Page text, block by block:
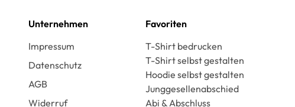
Unternehmen
Impressum
Datenschutz
AGB
Widerruf
Favoriten
T-Shirt bedrucken
T-Shirt selbst gestalten
Hoodie selbst gestalten
Junggesellenabschied
Abi & Abschluss